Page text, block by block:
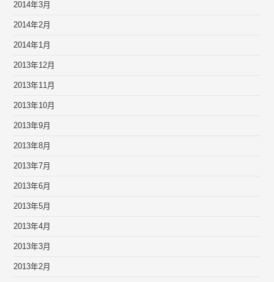
2014年3月
2014年2月
2014年1月
2013年12月
2013年11月
2013年10月
2013年9月
2013年8月
2013年7月
2013年6月
2013年5月
2013年4月
2013年3月
2013年2月